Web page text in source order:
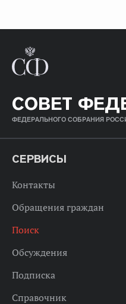
СОВЕТ
ФЕДЕРАЛЬНОГО СОБРАНИЯ
СЕРВИСЫ
Контакты
Обращения граждан
Поиск
Обсуждения
Подписка
Справочник